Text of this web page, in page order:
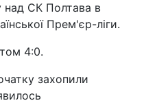
над СК Полтава в
Прем'єр-ліги.
4:0.
захопили